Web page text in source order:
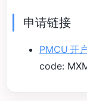
申请链接
PMCU 开
code: